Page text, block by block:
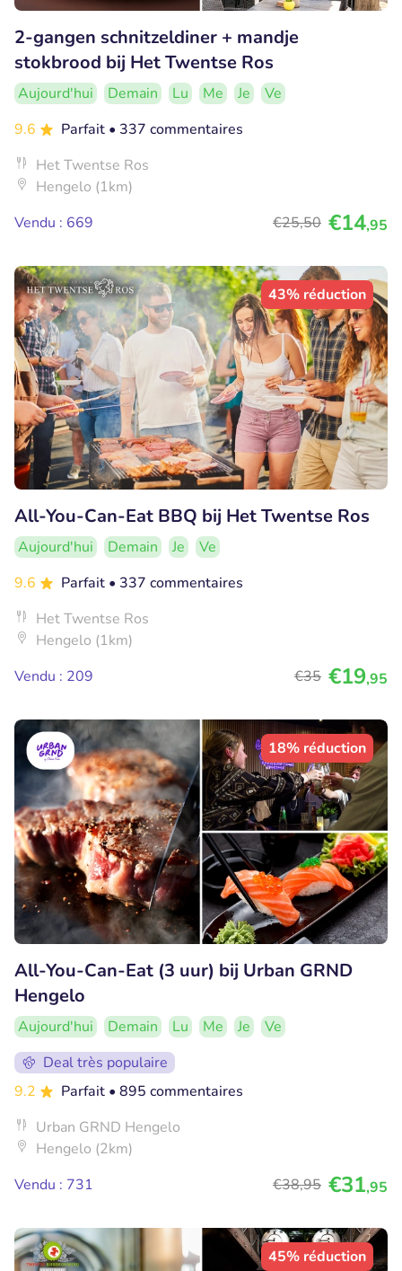
2-gangen schnitzeldiner + mandje
stokbrood bij Het Twentse Ros
Aujourd'hui Demain Lu Me Je
Ve
9.6
Parfait • 337 commentaires
Het Twentse Ros
Hengelo (1km)
Vendu : 669
€25,50 €14,95
43% réduction
All-You-Can-Eat BBQ bij Het Twentse Ros
Aujourd'hui Demain Je
Ve
9.6
Parfait • 337 commentaires
Het Twentse Ros
Hengelo (1km)
Vendu : 209
€35 €19,95
18% réduction
All-You-Can-Eat (3 uur) bij Urban GRND
Hengelo
Aujourd'hui Demain Lu Me Je
Ve
Deal très populaire
9.2
Parfait • 895 commentaires
Urban GRND Hengelo
Hengelo (2km)
Vendu : 731
€38,95 €31,95
45% réduction